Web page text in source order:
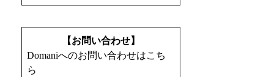
【お問い合わせ】
Domaniへのお問い合わせはこち
ら